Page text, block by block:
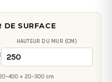
DE SURFACE
HAUTEUR DU MUR (CM)
× 20–300 cm